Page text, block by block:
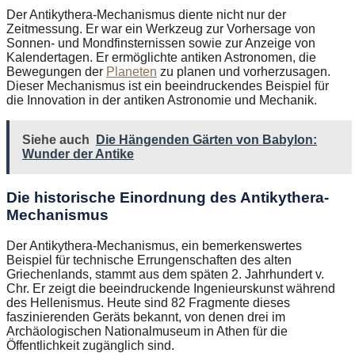
Der Antikythera-Mechanismus diente nicht nur der
Zeitmessung. Er war ein Werkzeug zur Vorhersage von
Sonnen- und Mondfinsternissen sowie zur Anzeige von
Kalendertagen. Er ermöglichte antiken Astronomen, die
Bewegungen der Planeten zu planen und vorherzusagen.
Dieser Mechanismus ist ein beeindruckendes Beispiel für
die Innovation in der antiken Astronomie und Mechanik.
Siehe auch
Die Hängenden Gärten von Babylon:
Wunder der Antike
Die historische Einordnung des Antikythera-
Mechanismus
Der Antikythera-Mechanismus, ein bemerkenswertes
Beispiel für technische Errungenschaften des alten
Griechenlands, stammt aus dem späten 2. Jahrhundert v.
Chr. Er zeigt die beeindruckende Ingenieurskunst während
des Hellenismus. Heute sind 82 Fragmente dieses
faszinierenden Geräts bekannt, von denen drei im
Archäologischen Nationalmuseum in Athen für die
Öffentlichkeit zugänglich sind.